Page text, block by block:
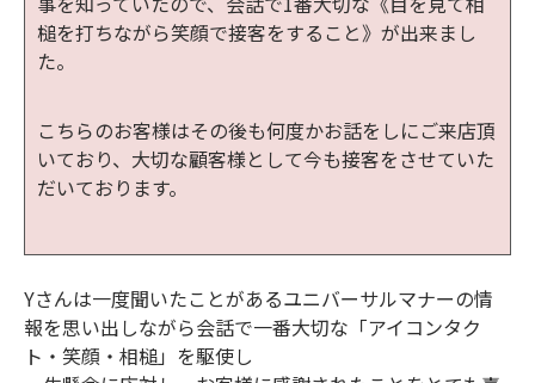
槌を打ちながら笑顔で接客をすること》が出来まし
た。
こちらのお客様はその後も何度かお話をしにご来店頂
いており、大切な顧客様として今も接客をさせていた
だいております。
Yさんは一度聞いたことがあるユニバーサルマナーの情
報を思い出しながら会話で一番大切な「アイコンタク
ト・笑顔・相槌」を駆使し